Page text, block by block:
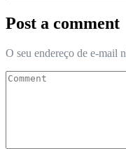
Post a comment
O seu endereço de e-mail